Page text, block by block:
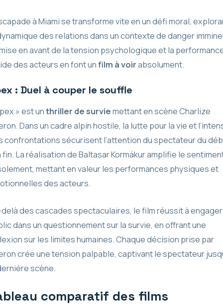
à Miami se transforme vite en un défi moral,
des relations dans un contexte de danger
en avant de la tension psychologique et la
des acteurs en font unfilm à voirabsolument.
: Duel à couper le souffle
» est unthriller de surviemettant en scène Charlize
Dans un cadre alpin hostile, la lutte pour la vie et
confrontations sécurisent l’attention du spectateur du
fin. La réalisation de Baltasar Kormákur amplifie le
mettant en valeur les performances physiques et
des acteurs.
des cascades spectaculaires, le film réussit à
dans un questionnement sur la survie, en offrant une
sur les limites humaines. Chaque décision prise par
crée une tension palpable, captivant le spectateur
scène.
comparatif des films